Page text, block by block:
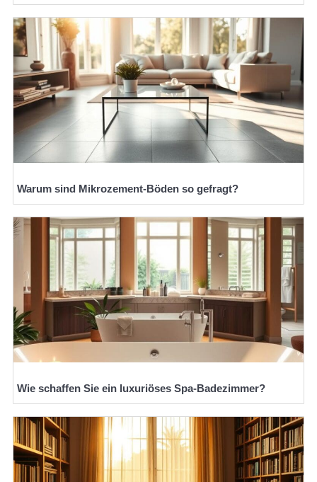
Warum sind Mikrozement-Böden so gefragt?
Wie schaffen Sie ein luxuriöses Spa-Badezimmer?